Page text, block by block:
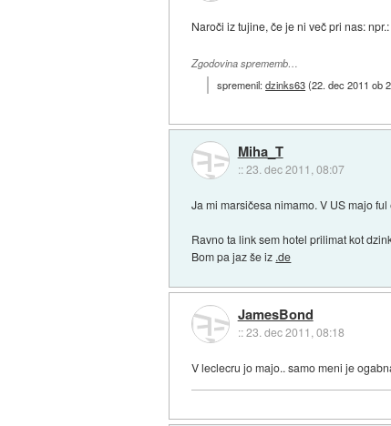
Naroči iz tujine, če je ni več pri nas:
Zgodovina sprememb…
spremenil:dzinks63(22. dec 2011 ob
Miha_T
::23. dec 2011, 08:07
Ja mi marsičesa nimamo. V US majo
Ravno ta link sem hotel prilimat kot
Bom pa jaz še iz .de
JamesBond
::23. dec 2011, 08:18
V leclecru jo majo.. samo meni je